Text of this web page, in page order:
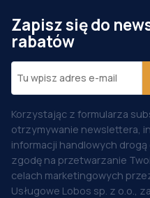
Zapisz się do
rabatów
Korzystając z formularza
otrzymywanie newslettera,
informacji handlowych
zgodę na przetwarzanie
celach marketingowych
Usługowe Lobos sp. z o.o.,